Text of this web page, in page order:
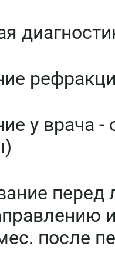
у врача
перед
после